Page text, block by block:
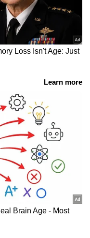
രക്ഷിച്ചതിൽ
156
നഷ്ടമായി
24
41
വലിയ